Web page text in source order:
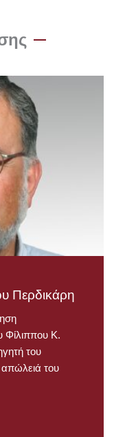
Περδικάρη
Φίλιππου Κ.
του
του